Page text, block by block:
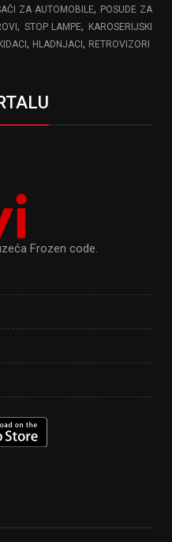
ZA AUTOMOBILE, POSUDE ZA
, STOP LAMPE, KAROSERIJSKI
, HLADNJACI, RETROVIZORI
Frozen code.